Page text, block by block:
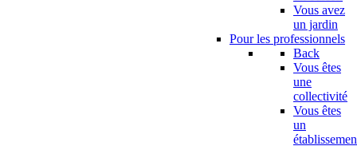
Vous avez
un jardin
Pour les professionnels
Back
Vous êtes
une
collectivité
Vous êtes
un